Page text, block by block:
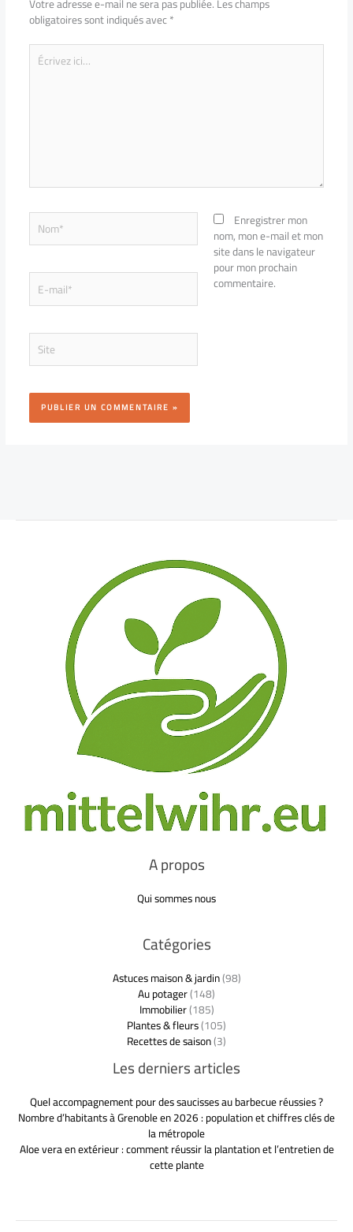
Votre adresse e-mail ne sera pas publiée.Les champs
obligatoires sont indiqués avec*
Écrivez
ici…
Nom*
E-
mail*
Site
Enregistrer mon
nom, mon e-mail et mon
site dans le navigateur
pour mon prochain
commentaire.
A propos
Qui sommes nous
Catégories
Astuces maison & jardin(98)
Au potager(148)
Immobilier(185)
Plantes & fleurs(105)
Recettes de saison(3)
Les derniers articles
Quel accompagnement pour des saucisses au barbecue réussies ?
Nombre d’habitants à Grenoble en 2026 : population et chiffres clés de
la métropole
Aloe vera en extérieur : comment réussir la plantation et l’entretien de
cette plante